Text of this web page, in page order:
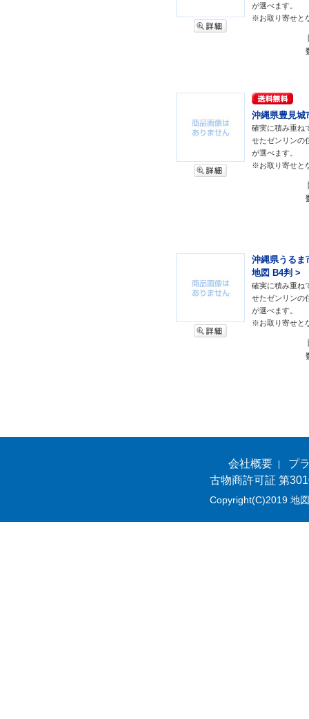
が選べます。
※お取り寄せと
沖縄県豊見城
確実に積み重ね
せたゼンリンの
が選べます。
※お取り寄せと
沖縄県うるま
地図 B4判 >
確実に積み重ね
せたゼンリンの
が選べます。
※お取り寄せと
会社概要
プ
古物商許可証 第
Copyright(C)2019 地